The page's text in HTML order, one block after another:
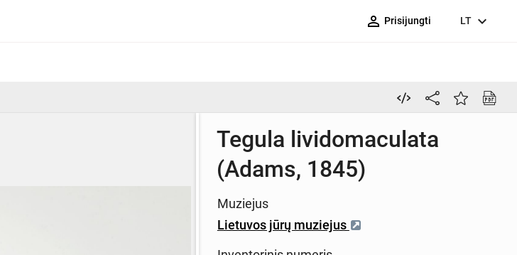
person_outline Prisijungti LT expand_more
Tegula lividomaculata
(Adams, 1845)
Muziejus
Lietuvos jūrų muziejus